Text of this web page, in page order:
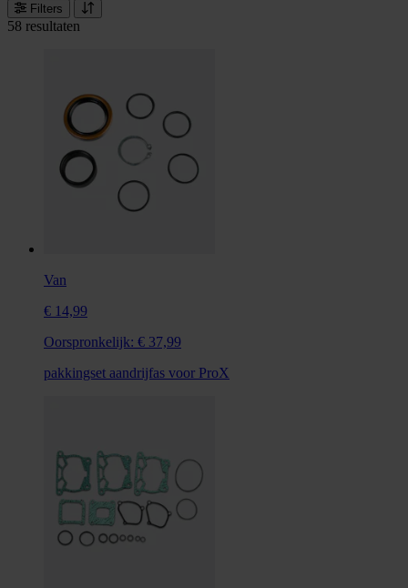
Filters
58 resultaten
Van
€ 14,99
Oorspronkelijk: € 37,99
pakkingset aandrijfas voor ProX